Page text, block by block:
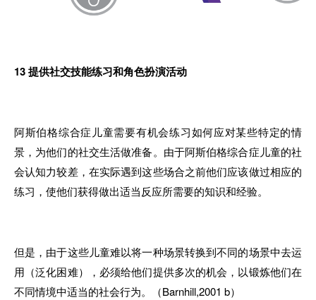
13提供社交技能练习和角色扮演活动
阿斯伯格综合症儿童需要有机会练习如何应对某些特定的情
景，为他们的社交生活做准备。由于阿斯伯格综合症儿童的社
会认知力较差，在实际遇到这些场合之前他们应该做过相应的
练习，使他们获得做出适当反应所需要的知识和经验。
但是，由于这些儿童难以将一种场景转换到不同的场景中去运
用（泛化困难），必须给他们提供多次的机会，以锻炼他们在
不同情境中适当的社会行为。（Barnhill,2001 b）